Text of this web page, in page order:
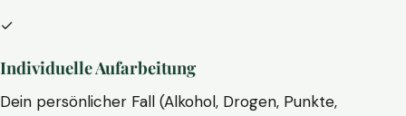
✓
Individuelle Aufarbeitung
Dein persönlicher Fall (Alkohol, Drogen, Punkte,